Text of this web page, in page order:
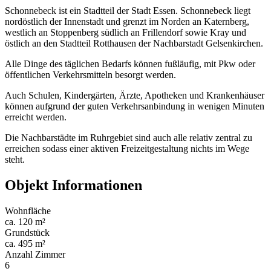
Schonnebeck ist ein Stadtteil der Stadt Essen. Schonnebeck liegt
nordöstlich der Innenstadt und grenzt im Norden an Katernberg,
westlich an Stoppenberg südlich an Frillendorf sowie Kray und
östlich an den Stadtteil Rotthausen der Nachbarstadt Gelsenkirchen.
Alle Dinge des täglichen Bedarfs können fußläufig, mit Pkw oder
öffentlichen Verkehrsmitteln besorgt werden.
Auch Schulen, Kindergärten, Ärzte, Apotheken und Krankenhäuser
können aufgrund der guten Verkehrsanbindung in wenigen Minuten
erreicht werden.
Die Nachbarstädte im Ruhrgebiet sind auch alle relativ zentral zu
erreichen sodass einer aktiven Freizeitgestaltung nichts im Wege
steht.
Objekt Informationen
Wohnfläche
ca. 120 m²
Grundstück
ca. 495 m²
Anzahl Zimmer
6